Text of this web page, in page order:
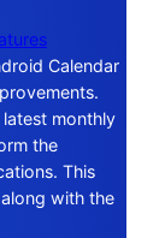
Calendar
latest monthly
the
This
with the